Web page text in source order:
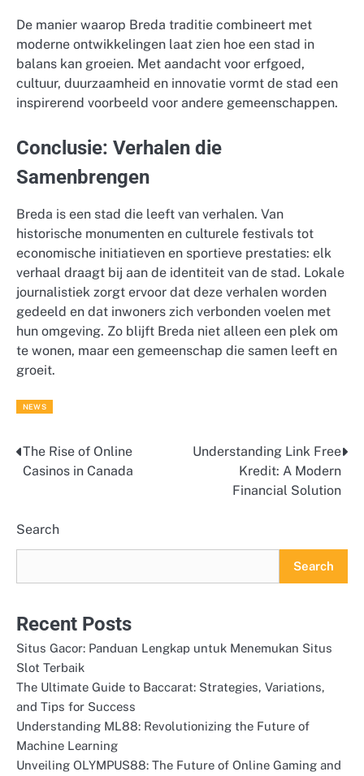
De manier waarop Breda traditie combineert met
moderne ontwikkelingen laat zien hoe een stad in
balans kan groeien. Met aandacht voor erfgoed,
cultuur, duurzaamheid en innovatie vormt de stad een
inspirerend voorbeeld voor andere gemeenschappen.
Conclusie: Verhalen die
Samenbrengen
Breda is een stad die leeft van verhalen. Van
historische monumenten en culturele festivals tot
economische initiatieven en sportieve prestaties: elk
verhaal draagt bij aan de identiteit van de stad. Lokale
journalistiek zorgt ervoor dat deze verhalen worden
gedeeld en dat inwoners zich verbonden voelen met
hun omgeving. Zo blijft Breda niet alleen een plek om
te wonen, maar een gemeenschap die samen leeft en
groeit.
NEWS
Post
The Rise of Online
Casinos in Canada
Understanding Link Free
Kredit: A Modern
Financial Solution
Search
Search
Recent Posts
Situs Gacor: Panduan Lengkap untuk Menemukan Situs
Slot Terbaik
The Ultimate Guide to Baccarat: Strategies, Variations,
and Tips for Success
Understanding ML88: Revolutionizing the Future of
Machine Learning
Unveiling OLYMPUS88: The Future of Online Gaming and